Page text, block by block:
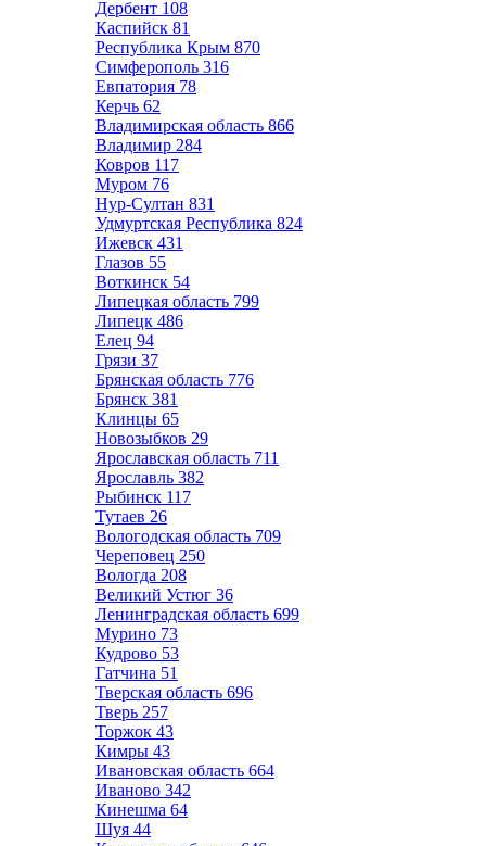
Дербент 108
Каспийск 81
Республика Крым 870
Симферополь 316
Евпатория 78
Керчь 62
Владимирская область 866
Владимир 284
Ковров 117
Муром 76
Нур-Султан 831
Удмуртская Республика 824
Ижевск 431
Глазов 55
Воткинск 54
Липецкая область 799
Липецк 486
Елец 94
Грязи 37
Брянская область 776
Брянск 381
Клинцы 65
Новозыбков 29
Ярославская область 711
Ярославль 382
Рыбинск 117
Тутаев 26
Вологодская область 709
Череповец 250
Вологда 208
Великий Устюг 36
Ленинградская область 699
Мурино 73
Кудрово 53
Гатчина 51
Тверская область 696
Тверь 257
Торжок 43
Кимры 43
Ивановская область 664
Иваново 342
Кинешма 64
Шуя 44